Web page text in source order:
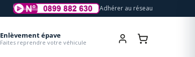
Adhérer au réseau
Enlèvement épave
Faites reprendre votre véhicule